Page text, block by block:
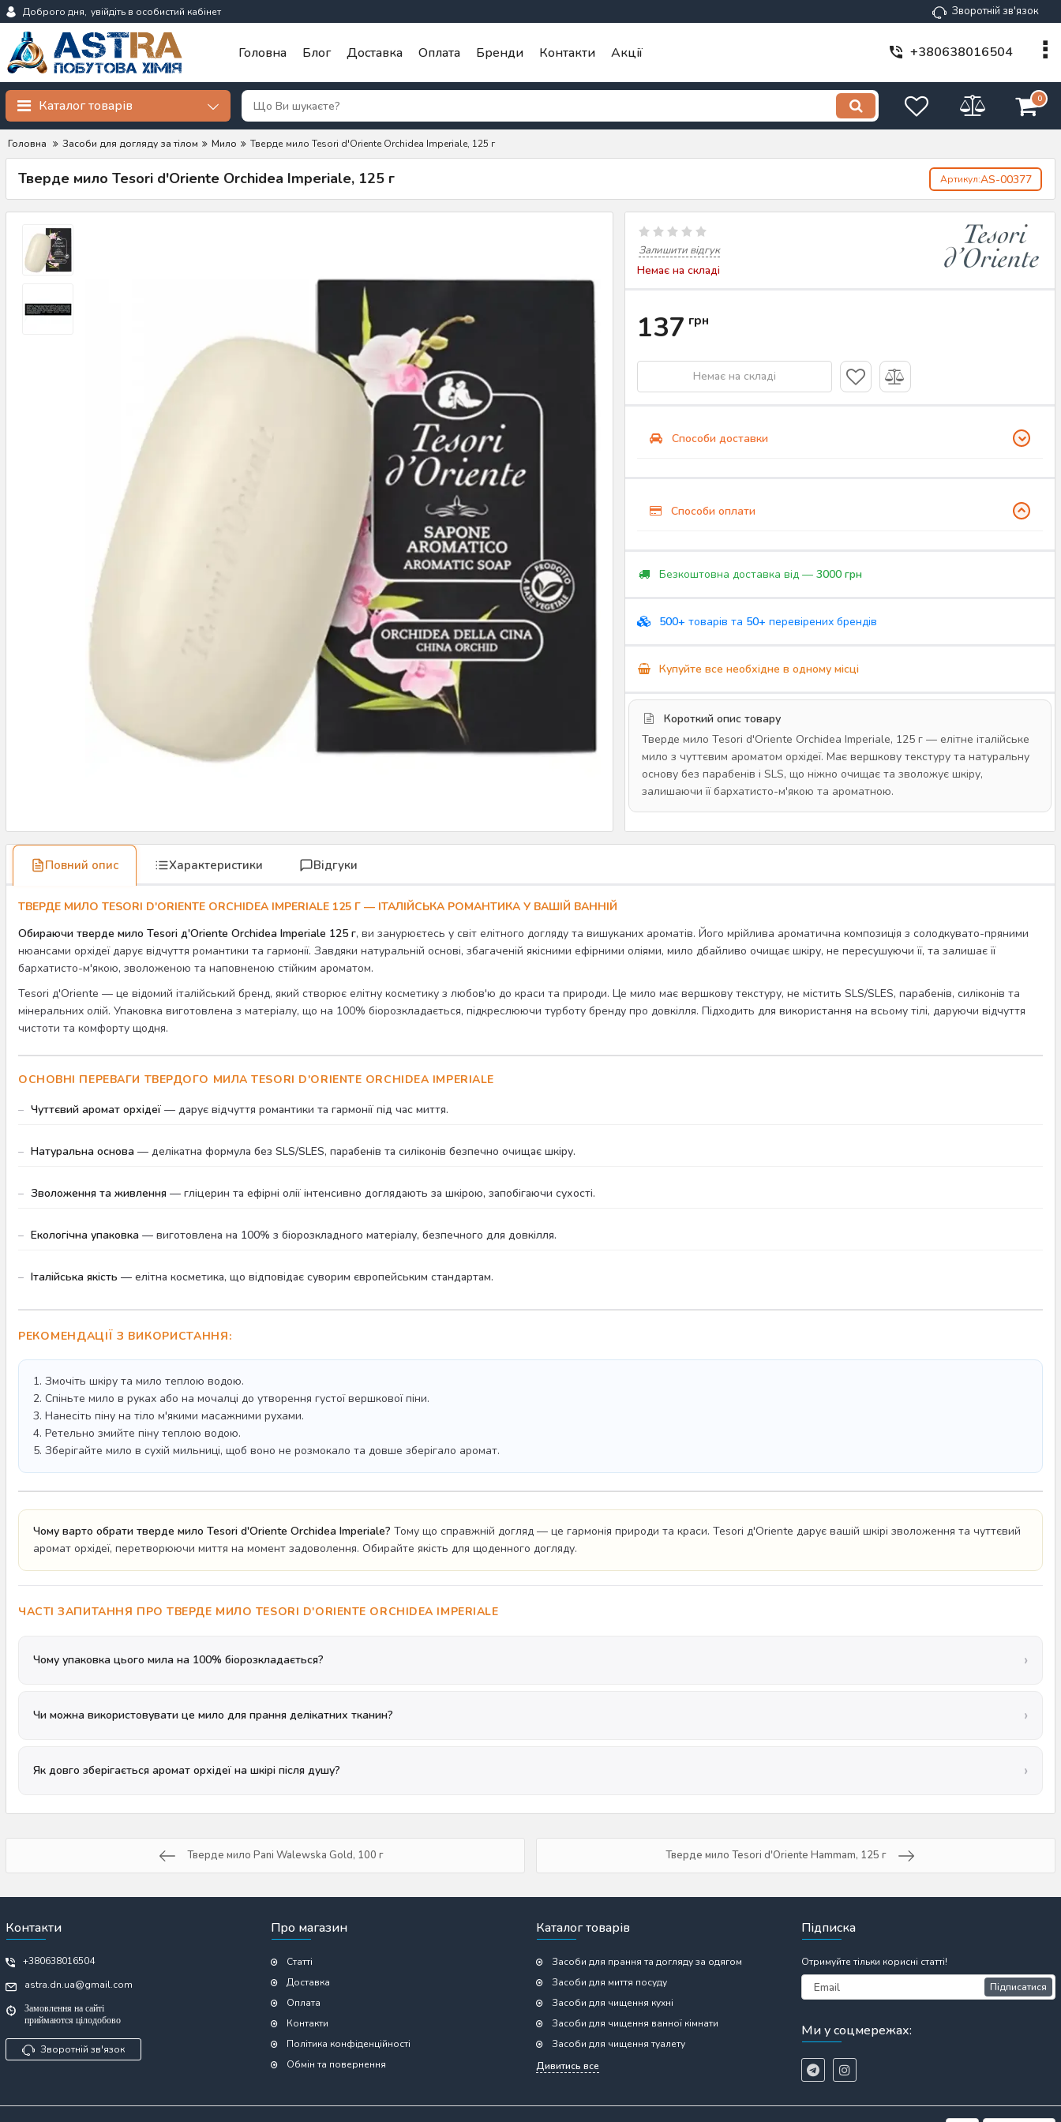
Доброго дня, увійдіть в особистий кабінет Зворотній зв'язок
Головна Блог Доставка Оплата Бренди Контакти Акції +380638016504
Каталог товарів 0
Головна Засоби для догляду за тілом Мило Тверде мило Tesori d'Oriente Orchidea Imperiale, 125 г
Тверде мило Tesori d'Oriente Orchidea Imperiale, 125 г Артикул:AS-00377
Залишити відгук
Немає на складі
137 грн
Немає на складі
Способи доставки
Способи оплати
Безкоштовна доставка від — 3000 грн
500+ товарів та 50+ перевірених брендів
Купуйте все необхідне в одному місці
Короткий опис товару
Тверде мило Tesori d'Oriente Orchidea Imperiale, 125 г — елітне італійське
мило з чуттєвим ароматом орхідеї. Має вершкову текстуру та натуральну
основу без парабенів і SLS, що ніжно очищає та зволожує шкіру,
залишаючи її бархатисто-м'якою та ароматною.
Повний опис Характеристики Відгуки
ТВЕРДЕ МИЛО TESORI D'ORIENTE ORCHIDEA IMPERIALE 125 Г — ІТАЛІЙСЬКА РОМАНТИКА У ВАШІЙ ВАННІЙ
Обираючи тверде мило Tesori д'Oriente Orchidea Imperiale 125 г, ви занурюєтесь у світ елітного догляду та вишуканих ароматів. Його мрійлива ароматична композиція з солодкувато-пряними
нюансами орхідеї дарує відчуття романтики та гармонії. Завдяки натуральній основі, збагаченій якісними ефірними оліями, мило дбайливо очищає шкіру, не пересушуючи її, та залишає її
бархатисто-м'якою, зволоженою та наповненою стійким ароматом.
Tesori д'Oriente — це відомий італійський бренд, який створює елітну косметику з любов'ю до краси та природи. Це мило має вершкову текстуру, не містить SLS/SLES, парабенів, силіконів та
мінеральних олій. Упаковка виготовлена з матеріалу, що на 100% біорозкладається, підкреслюючи турботу бренду про довкілля. Підходить для використання на всьому тілі, даруючи відчуття
чистоти та комфорту щодня.
ОСНОВНІ ПЕРЕВАГИ ТВЕРДОГО МИЛА TESORI D'ORIENTE ORCHIDEA IMPERIALE
Чуттєвий аромат орхідеї — дарує відчуття романтики та гармонії під час миття.
Натуральна основа — делікатна формула без SLS/SLES, парабенів та силіконів безпечно очищає шкіру.
Зволоження та живлення — гліцерин та ефірні олії інтенсивно доглядають за шкірою, запобігаючи сухості.
Екологічна упаковка — виготовлена на 100% з біорозкладного матеріалу, безпечного для довкілля.
Італійська якість — елітна косметика, що відповідає суворим європейським стандартам.
РЕКОМЕНДАЦІЇ З ВИКОРИСТАННЯ:
1. Змочіть шкіру та мило теплою водою.
2. Спіньте мило в руках або на мочалці до утворення густої вершкової піни.
3. Нанесіть піну на тіло м'якими масажними рухами.
4. Ретельно змийте піну теплою водою.
5. Зберігайте мило в сухій мильниці, щоб воно не розмокало та довше зберігало аромат.
Чому варто обрати тверде мило Tesori d'Oriente Orchidea Imperiale? Тому що справжній догляд — це гармонія природи та краси. Tesori д'Oriente дарує вашій шкірі зволоження та чуттєвий
аромат орхідеї, перетворюючи миття на момент задоволення. Обирайте якість для щоденного догляду.
ЧАСТІ ЗАПИТАННЯ ПРО ТВЕРДЕ МИЛО TESORI D'ORIENTE ORCHIDEA IMPERIALE
Чому упаковка цього мила на 100% біорозкладається?
Чи можна використовувати це мило для прання делікатних тканин?
Як довго зберігається аромат орхідеї на шкірі після душу?
Тверде мило Pani Walewska Gold, 100 г Тверде мило Tesori d'Oriente Hammam, 125 г
Контакти
+380638016504
astra.dn.ua@gmail.com
Замовлення на сайті
приймаются цілодобово
Зворотній зв'язок
Про магазин
Статті
Доставка
Оплата
Контакти
Політика конфіденційності
Обмін та повернення
Каталог товарів
Засоби для прання та догляду за одягом
Засоби для миття посуду
Засоби для чищення кухні
Засоби для чищення ванної кімнати
Засоби для чищення туалету
Дивитись все
Підписка
Отримуйте тільки корисні статті!
Підписатися
Ми у соцмережах: